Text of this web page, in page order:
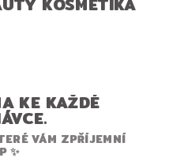
KE KAŽDÉ
VÁM ZPŘÍJEMNÍ
✨